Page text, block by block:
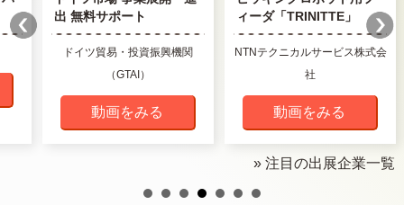
出 無料サポート
ドイツ貿易・投資振興機関
（GTAI）
動画をみる
ィーダ「TRINITTE」
NTNテクニカルサービス株式会
社
動画をみる
» 注目の出展企業一覧